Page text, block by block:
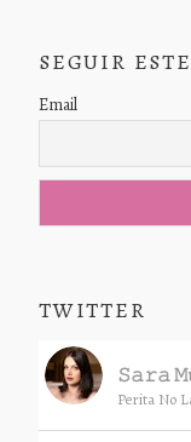
SEGUIR
Email
TWITTER
𝚂𝚊𝚛𝚊
Perita No